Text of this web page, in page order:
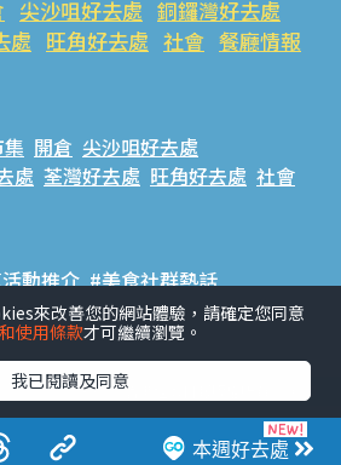
本週好去處
尖沙咀好去處 銅鑼灣好去處
處 旺角好去處 社會 餐廳情報
開倉 尖沙咀好去處
處 荃灣好去處 旺角好去處 社會
動推介 #美食社群熱話
應用程式 #限時搶
商戶中心 #著數
香港經濟日報版權所有©2026
來改善您的網站體驗，請確定您同意
使用條款才可繼續瀏覽。
我已閱讀及同意